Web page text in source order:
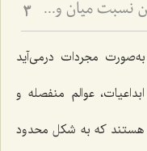
حقیقت وجود و مراتب آن - تبیین نسبت میان وجود بالصرافه و تعینات محدود 3
مجردات درمی‌آید
عوالم منفصله و
هستند که به شکل محدود